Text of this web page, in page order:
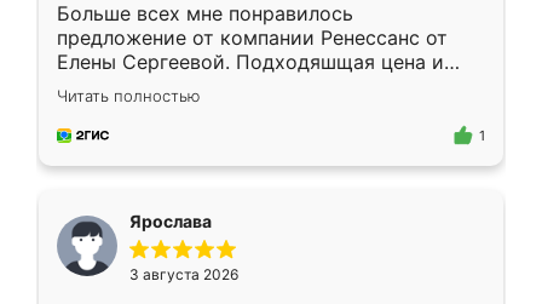
Больше всех мне понравилось
предложение от компании Ренессанс от
Елены Сергеевой. Подходяшщая цена и
короткие сроки изготовления. Приехавший
для замера сотрудник Владислав
предложил по моему эскизу самый
Читать полностью
1
Ярослава
3 августа 2026